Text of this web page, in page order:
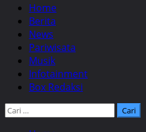
Primary
Menu
Home
Berita
News
Pariwisata
Musik
Infotainment
Box Redaksi
Cari